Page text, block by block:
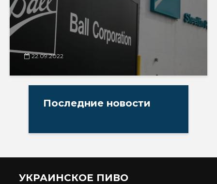
22.09.2022
Последние новости
УКРАИНСКОЕ ПИВО